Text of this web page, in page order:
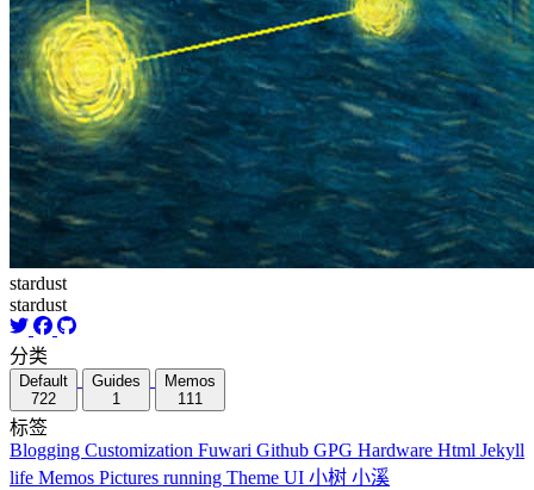
stardust
stardust
分类
Default
722
Guides
1
Memos
111
标签
Blogging Customization Fuwari Github GPG Hardware Html Jekyll
life Memos Pictures running Theme UI 小树 小溪